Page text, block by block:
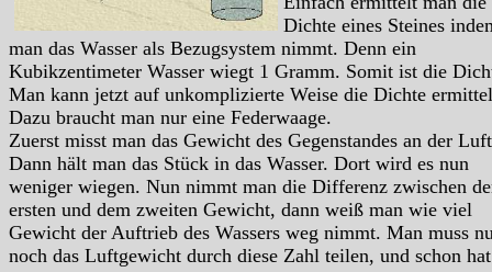
Dichte eines Steines
man das Wasser als Bezugsystem nimmt. Denn ein
Kubikzentimeter Wasser wiegt 1 Gramm. Somit ist die
Man kann jetzt auf unkomplizierte Weise die Dichte
Dazu braucht man nur eine Federwaage.
Zuerst misst man das Gewicht des Gegenstandes an der
Dann hält man das Stück in das Wasser. Dort wird es nun
weniger wiegen. Nun nimmt man die Differenz zwischen
ersten und dem zweiten Gewicht, dann weiß man wie viel
Gewicht der Auftrieb des Wassers weg nimmt. Man muss
noch das Luftgewicht durch diese Zahl teilen, und schon